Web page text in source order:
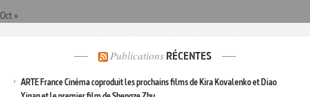
Oct »
Publications RÉCENTES
ARTE France Cinéma coproduit les prochains films de Kira Kovalenko et Diao